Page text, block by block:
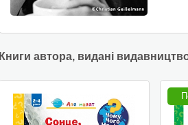
Книги автора, видані